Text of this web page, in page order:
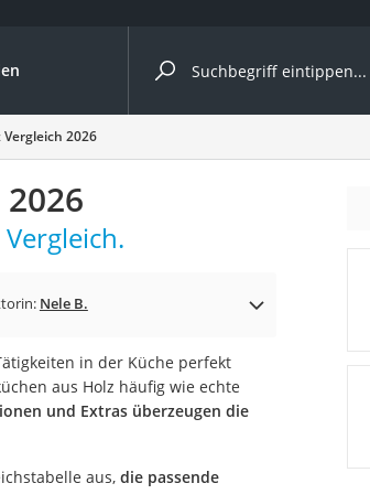
Vergleiche nach Kategorie
Kameras
2026
Nele B.
in der Küche perfekt
aus Holz häufig wie echte
und Extras überzeugen die
aus, die passende